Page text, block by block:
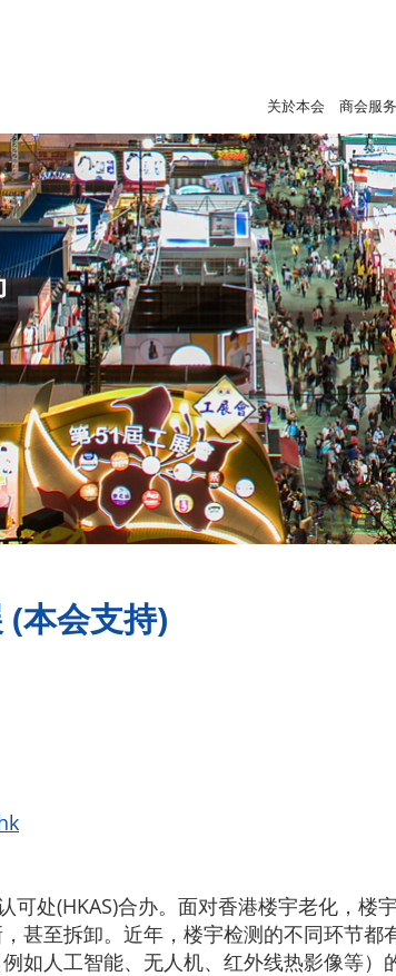
关於本会 商会服务
本会支持)
可处(HKAS)合办。面对香港楼宇老化，
甚至拆卸。近年，楼宇检测的不同环节
如人工智能、无人机、红外线热影像等）